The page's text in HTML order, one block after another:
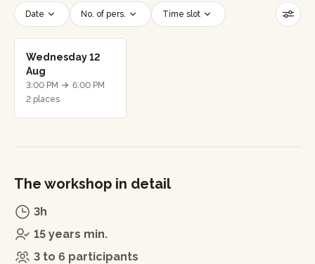
Date No. of pers. Time slot
Reset filters
Wednesday 12
Aug
3:00 PM
6:00 PM
2 places
The workshop in detail
3h
15 years min.
3 to 6 participants